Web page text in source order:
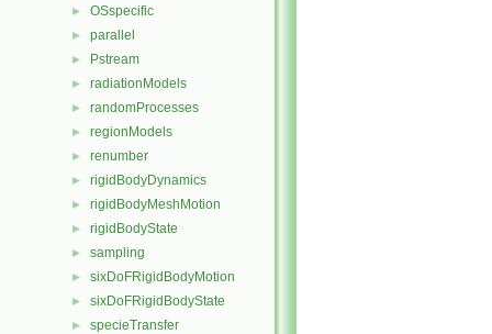
► OSspecific
► parallel
► Pstream
► radiationModels
► randomProcesses
► regionModels
► renumber
► rigidBodyDynamics
► rigidBodyMeshMotion
► rigidBodyState
► sampling
► sixDoFRigidBodyMotion
► sixDoFRigidBodyState
► specieTransfer